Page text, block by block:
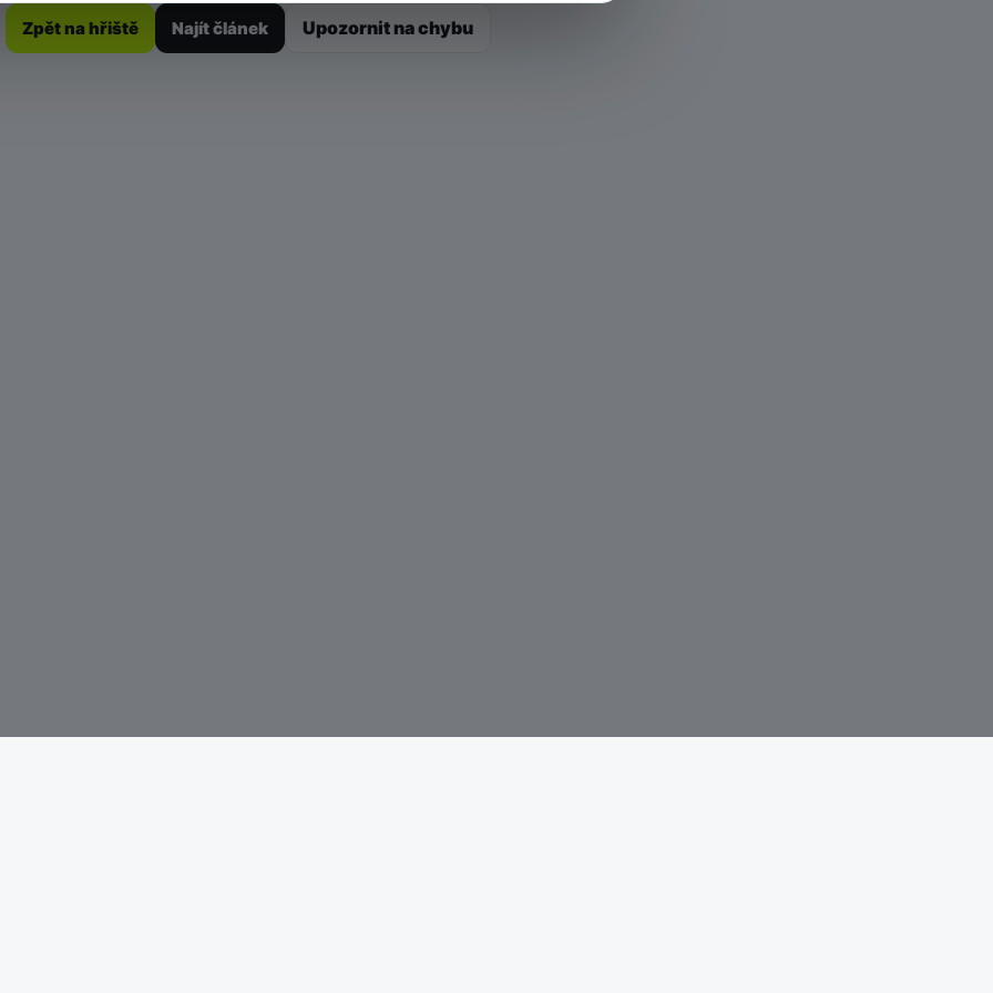
Zpět na hřiště Najít článek Upozornit na chybu